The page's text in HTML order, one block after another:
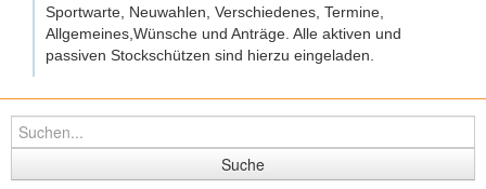
Datenschutz
Folge uns auf Instagram
Kursangebote
Sportwarte, Neuwahlen, Verschiedenes, Termine,
Allgemeines,Wünsche und Anträge. Alle aktiven und
passiven Stockschützen sind hierzu eingeladen.